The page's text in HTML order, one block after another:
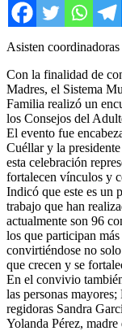
Asisten
Con la finalidad de
Madres, el Sistema
Familia realizó un
los Consejos del
El evento fue
Cuéllar y la
esta celebración
fortalecen vínculos y
Indicó que este es un
trabajo que han
actualmente son 96
los que participan
convirtiéndose no
que crecen y se
En el convivio
las personas
regidoras Sandra
Yolanda Pérez, madre